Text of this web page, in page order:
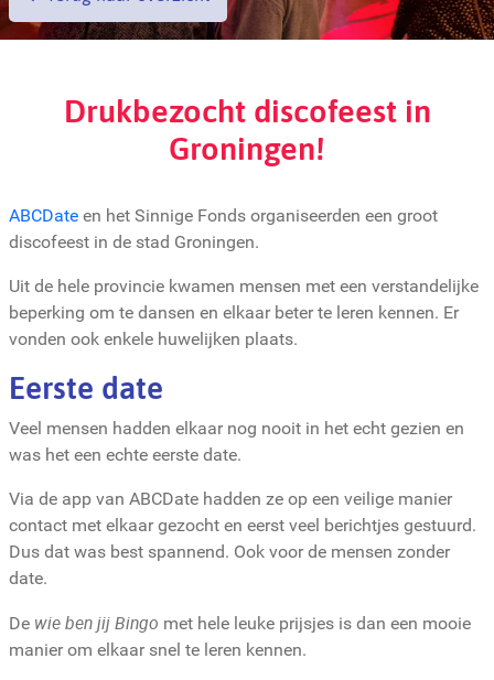
Drukbezocht discofeest in
Groningen!
ABCDate en het Sinnige Fonds organiseerden een groot
discofeest in de stad Groningen.
Uit de hele provincie kwamen mensen met een verstandelijke
beperking om te dansen en elkaar beter te leren kennen. Er
vonden ook enkele huwelijken plaats.
Eerste date
Veel mensen hadden elkaar nog nooit in het echt gezien en
was het een echte eerste date.
Via de app van ABCDate hadden ze op een veilige manier
contact met elkaar gezocht en eerst veel berichtjes gestuurd.
Dus dat was best spannend. Ook voor de mensen zonder
date.
De wie ben jij Bingo met hele leuke prijsjes is dan een mooie
manier om elkaar snel te leren kennen.